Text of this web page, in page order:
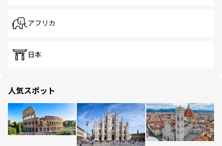
アフリカ
日本
人気スポット